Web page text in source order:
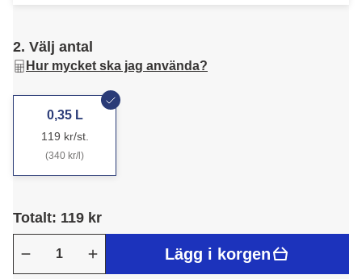
2. Välj antal
Hur mycket ska jag använda?
0,35 L
119 kr/st.
(340 kr/l)
Totalt: 119 kr
Lägg i korgen